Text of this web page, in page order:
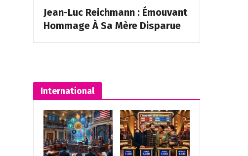
Jean-Luc Reichmann : Émouvant
Hommage À Sa Mère Disparue
International